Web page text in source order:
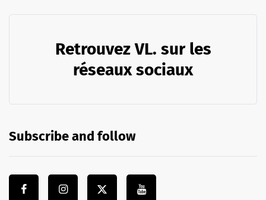
Retrouvez VL. sur les
réseaux sociaux
Subscribe and follow